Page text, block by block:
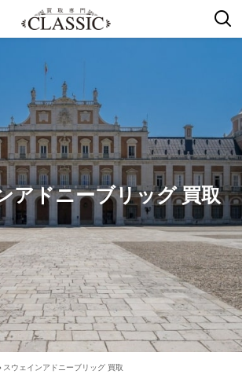
アドニーブリッグ 買取
スウェインアドニーブリッグ 買取